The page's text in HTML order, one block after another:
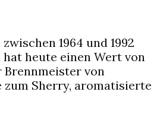
1964 und 1992
heute einen Wert von
Brennmeister von
Sherry, aromatisierte